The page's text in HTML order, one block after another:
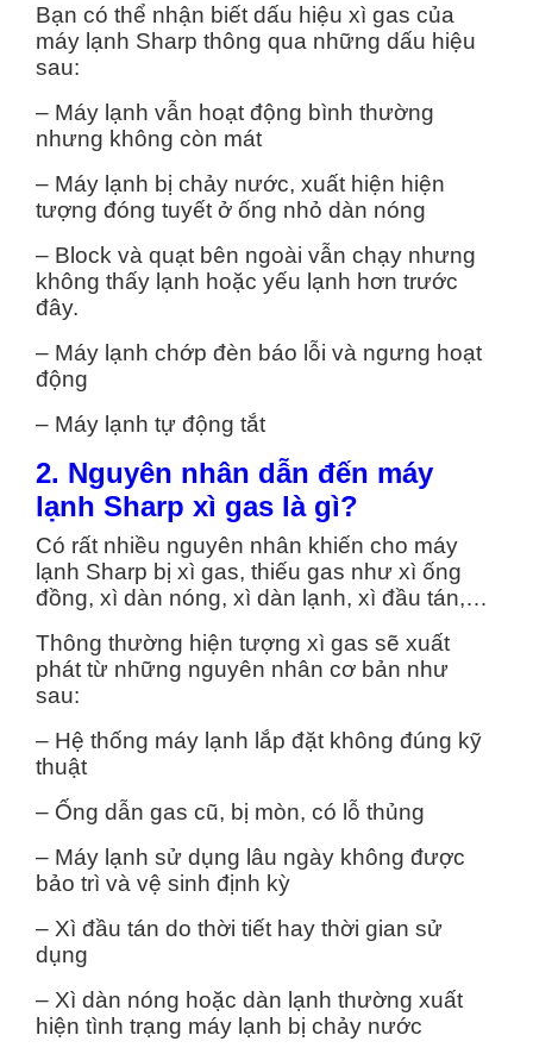
Bạn có thể nhận biết dấu hiệu xì gas của
máy lạnh Sharp thông qua những dấu hiệu
sau:
– Máy lạnh vẫn hoạt động bình thường
nhưng không còn mát
– Máy lạnh bị chảy nước, xuất hiện hiện
tượng đóng tuyết ở ống nhỏ dàn nóng
– Block và quạt bên ngoài vẫn chạy nhưng
không thấy lạnh hoặc yếu lạnh hơn trước
đây.
– Máy lạnh chớp đèn báo lỗi và ngưng hoạt
động
– Máy lạnh tự động tắt
2. Nguyên nhân dẫn đến máy
lạnh Sharp xì gas là gì?
Có rất nhiều nguyên nhân khiến cho máy
lạnh Sharp bị xì gas, thiếu gas như xì ống
đồng, xì dàn nóng, xì dàn lạnh, xì đầu tán,…
Thông thường hiện tượng xì gas sẽ xuất
phát từ những nguyên nhân cơ bản như
sau:
– Hệ thống máy lạnh lắp đặt không đúng kỹ
thuật
– Ống dẫn gas cũ, bị mòn, có lỗ thủng
– Máy lạnh sử dụng lâu ngày không được
bảo trì và vệ sinh định kỳ
– Xì đầu tán do thời tiết hay thời gian sử
dụng
– Xì dàn nóng hoặc dàn lạnh thường xuất
hiện tình trạng máy lạnh bị chảy nước